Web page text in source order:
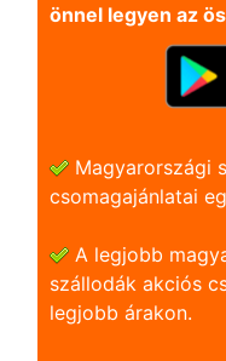
önnel legyen az
Magyarországi
csomagajánlatai
A legjobb
szállodák akciós
legjobb árakon.